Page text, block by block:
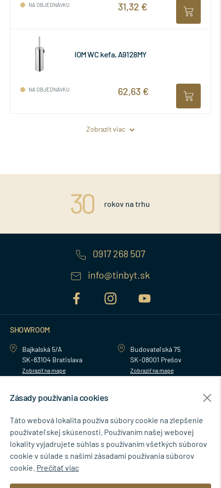
NA OBJEDNÁVKU 31,32 €
IOM WC kefa, A9128MY
NA OBJEDNÁVKU 62,63 €
Zobrazit viac
rokov na trhu
0917 268 507
info@tinbyt.sk
SHOWROOM
Bajkalská 5/A
SK-83104 Bratislava
Zobraziť na mape
Budovateľská 75
SK-08001 Prešov
Zobraziť na mape
NEWSLETTER
Zásady používania cookies
Táto webová lokalita používa súbory cookie na zlepšenie
používateľskej skúsenosti. Používaním našej webovej
lokality vyjadrujete súhlas s používaním všetkých súborov
cookie v súlade s našimi zásadami používania súborov
cookie. Prečítať viac